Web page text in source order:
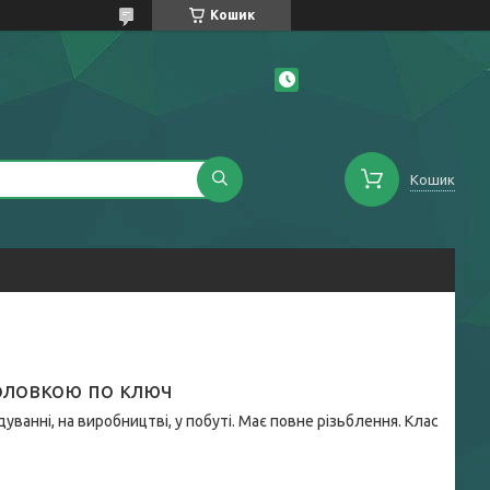
Кошик
Кошик
по ключ
на виробництві, у побуті. Має повне різьблення. Клас